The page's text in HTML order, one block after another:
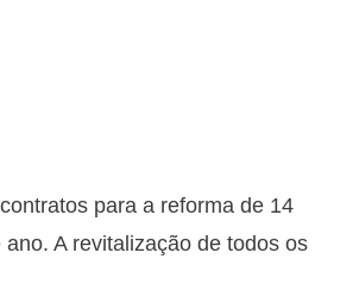
para a reforma de 14
A revitalização de todos os